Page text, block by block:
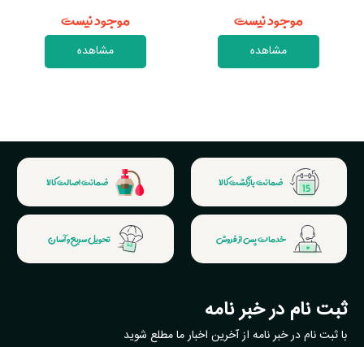
موجود نیست
مشاهده
موجود نیست
مشاهده
ضمانت بازگشت کالا ضمانت اصالت کالا
خدمات پس از فروش تحویل سریع و آسان
ثبت نام در خبر نامه
با ثبت نام در خبر نامه از آخرین اخبار ما مطلع شوید